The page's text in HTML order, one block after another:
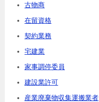
古物商
在留資格
契約業務
宅建業
家事調停委員
建設業許可
産業廃棄物収集運搬業者